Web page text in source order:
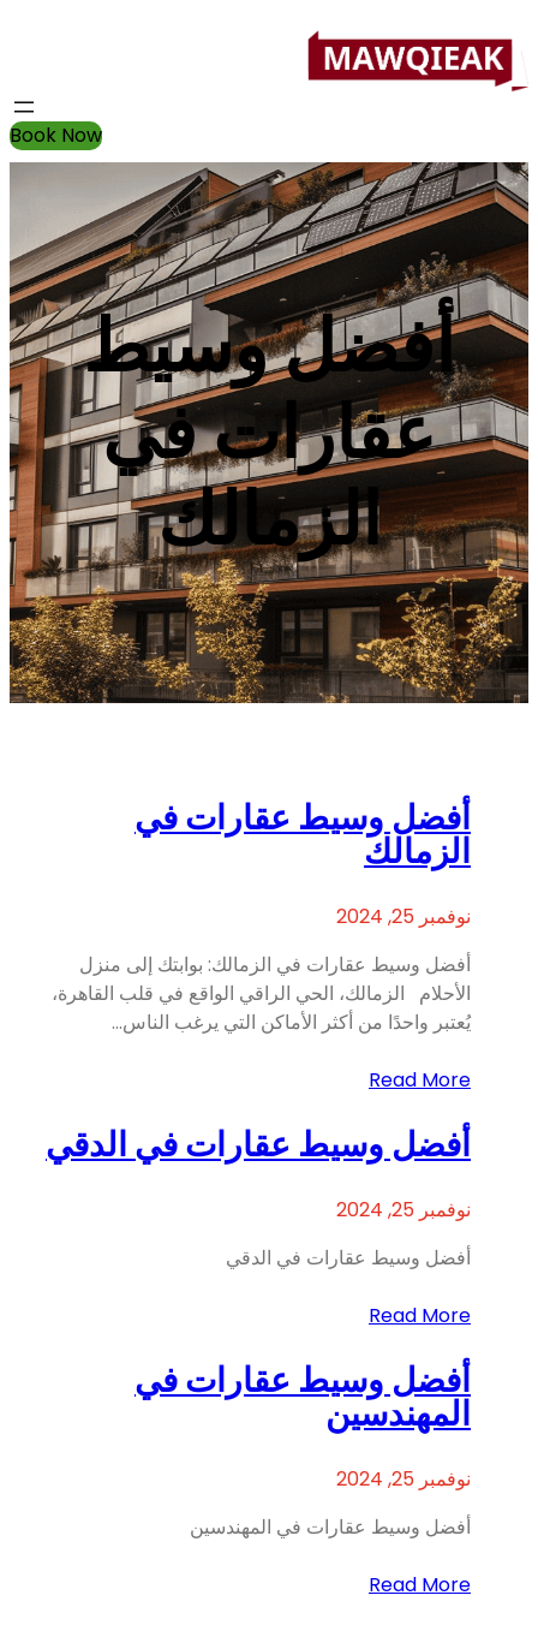
Book Now
أفضل وسيط
عقارات في
الزمالك
أفضل وسيط عقارات في
الزمالك
نوفمبر 25, 2024
أفضل وسيط عقارات في الزمالك: بوابتك إلى منزل
الأحلام الزمالك، الحي الراقي الواقع في قلب القاهرة،
يُعتبر واحدًا من أكثر الأماكن التي يرغب الناس…
Read More
أفضل وسيط عقارات في الدقي
نوفمبر 25, 2024
أفضل وسيط عقارات في الدقي
Read More
أفضل وسيط عقارات في
المهندسين
نوفمبر 25, 2024
أفضل وسيط عقارات في المهندسين
Read More